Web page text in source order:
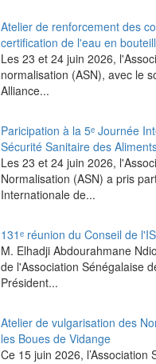
Atelier de renforcement des
certification de l'eau en
Les 23 et 24 juin 2026,
normalisation (ASN), avec le
Alliance...
Paricipation à la 5ᵉ Journée
Sécurité Sanitaire des
‎Les 23 et 24 juin 2026,
Normalisation (ASN) a pris
Internationale de...
131ᵉ réunion du Conseil de
M. Elhadji Abdourahmane
de l'Association Sénégalaise
Président...
Atelier de vulgarisation des
les Boues de Vidange
Ce 15 juin 2026, l’Association